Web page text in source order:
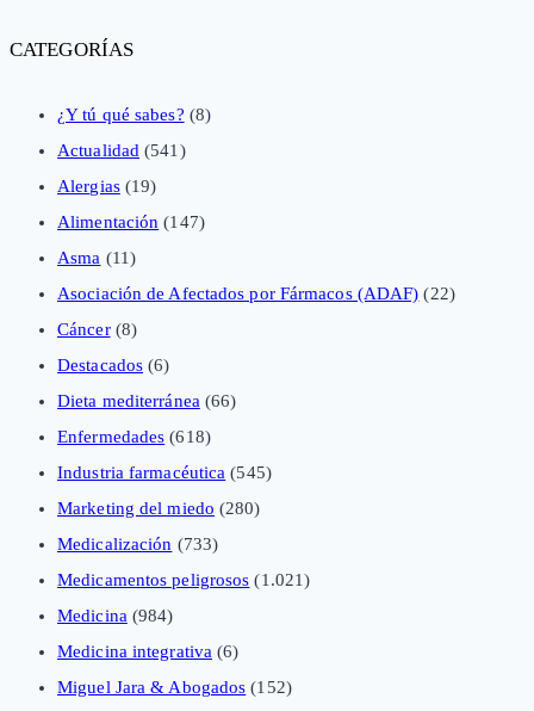
CATEGORÍAS
¿Y tú qué sabes? (8)
Actualidad (541)
Alergias(19)
Alimentación (147)
Asma (11)
Asociación de Afectados por Fármacos (ADAF) (22)
Cáncer(8)
Destacados (6)
Dieta mediterránea (66)
Enfermedades (618)
Industria farmacéutica (545)
Marketing del miedo (280)
Medicalización (733)
Medicamentos peligrosos (1.021)
Medicina (984)
Medicina integrativa (6)
Miguel Jara & Abogados (152)